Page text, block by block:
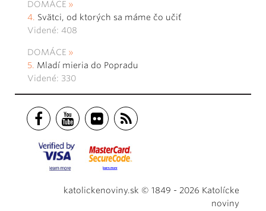
DOMÁCE
Svätci, od ktorých sa máme čo učiť
Videné: 408
DOMÁCE
Mladí mieria do Popradu
Videné: 330
katolickenoviny.sk © 1849 - 2026 Katolícke
noviny